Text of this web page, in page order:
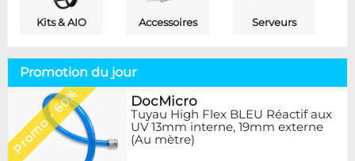
Kits & AIO Accessoires Serveurs
Promotion du jour
Promo - 60% DocMicro
Tuyau High Flex BLEU Réactif aux
UV 13mm interne, 19mm externe
(Au mètre)